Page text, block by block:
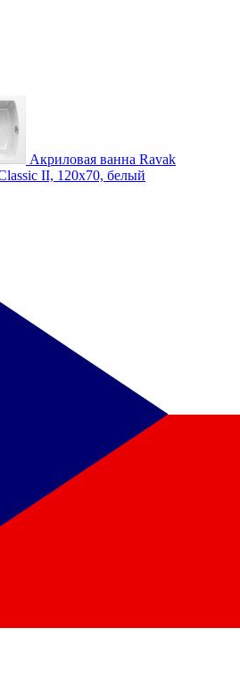
Акриловая ванна Ravak
II, 120x70, белый